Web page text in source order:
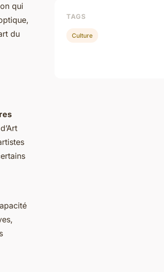
qui
du
TAGS
Culture